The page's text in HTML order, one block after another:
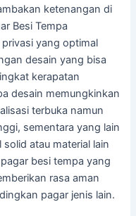
ketenangan di
Besi Tempa
yang optimal
desain yang bisa
kerapatan
desain memungkinkan
terbuka namun
sementara yang lain
atau material lain
besi tempa yang
rasa aman
pagar jenis lain.